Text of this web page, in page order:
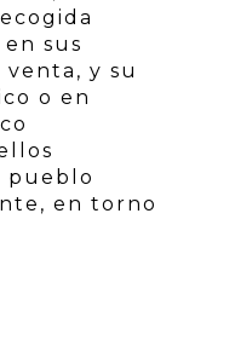
sus
y su
o en
pueblo
en torno